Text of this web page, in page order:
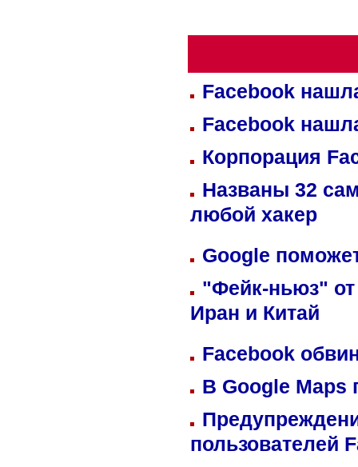
Facebook
Facebook
Корпорация
Названы 32
любой хакер
Google
"Фейк-ньюз" от
Иран и Китай
Facebook
В Google Maps
пользователей